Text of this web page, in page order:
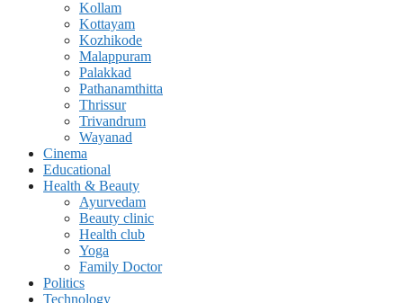
Kollam
Kottayam
Kozhikode
Malappuram
Palakkad
Pathanamthitta
Thrissur
Trivandrum
Wayanad
Cinema
Educational
Health & Beauty
Ayurvedam
Beauty clinic
Health club
Yoga
Family Doctor
Politics
Technology